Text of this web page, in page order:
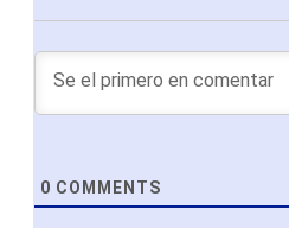
0 COMMENTS